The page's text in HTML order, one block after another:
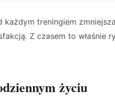
każdym treningiem
Z czasem to właśnie
życiu